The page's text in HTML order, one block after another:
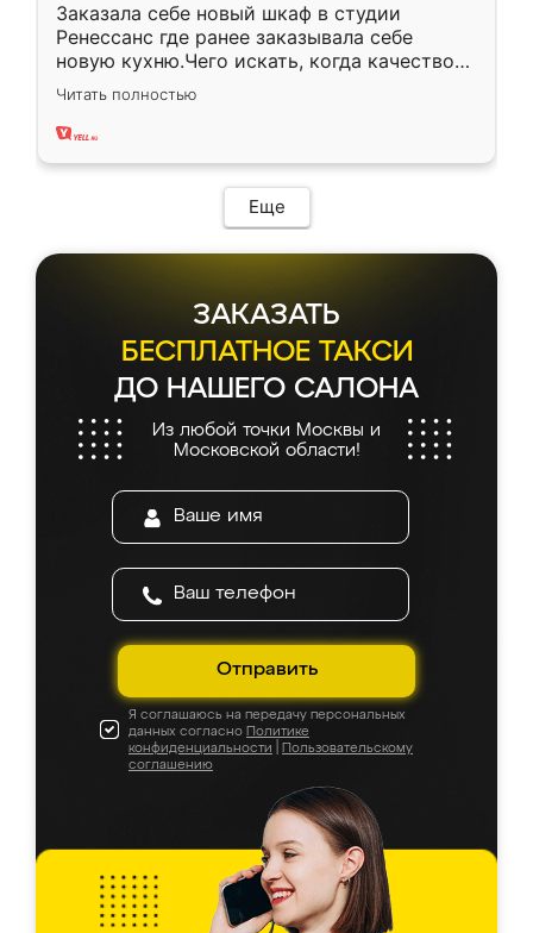
Заказала себе новый шкаф в студии
Ренессанс где ранее заказывала себе
новую кухню.Чего искать, когда качеством
вполне довольна. Служит кухня уже почти
два года, нареканий нет.
Читать полностью
Еще
ЗАКАЗАТЬ
БЕСПЛАТНОЕ ТАКСИ
ДО НАШЕГО САЛОНА
Из любой точки Москвы и
Московской области!
Отправить
Я соглашаюсь на передачу персональных
данных согласно Политике
конфиденциальности
Пользовательскому
соглашению